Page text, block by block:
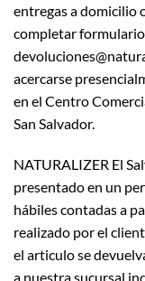
entregas a domicilio
completar
acercarse
en el Centro
San Salvador.
NATURALIZER El
presentado en un
hábiles contadas a
realizado por el
el articulo se
a nuestra sucursal